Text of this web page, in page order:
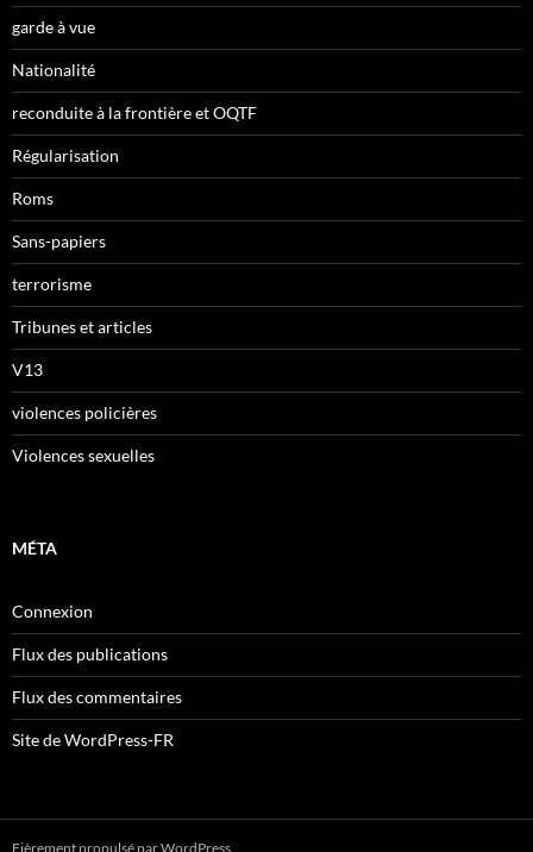
garde à vue
Nationalité
reconduite à la frontière et OQTF
Régularisation
Roms
Sans-papiers
terrorisme
Tribunes et articles
V13
violences policières
Violences sexuelles
MÉTA
Connexion
Flux des publications
Flux des commentaires
Site de WordPress-FR
Fièrement propulsé par WordPress